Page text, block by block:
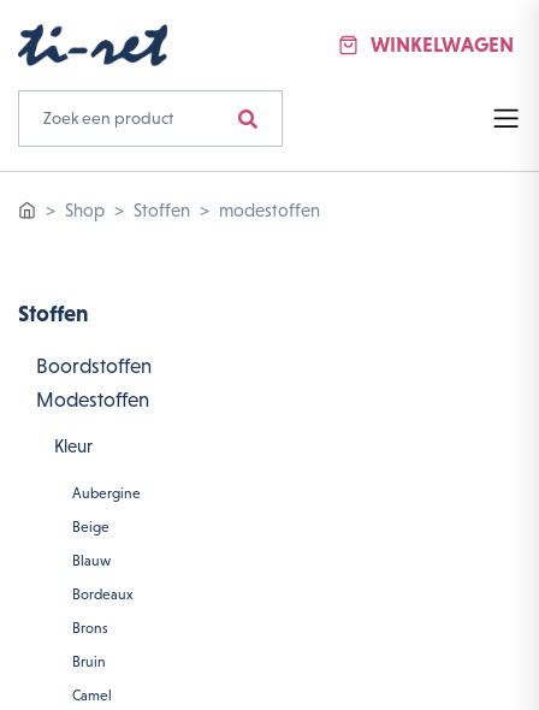
WINKELWAGEN
Shop Stoffen modestoffen
Stoffen
Boordstoffen
Modestoffen
Kleur
Aubergine
Beige
Blauw
Bordeaux
Brons
Bruin
Camel